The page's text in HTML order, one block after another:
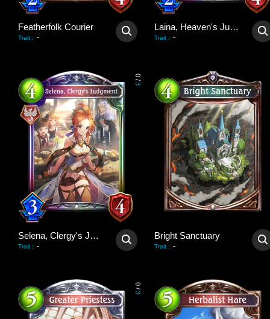
Featherfolk Courier
Trait : -
Laina, Heaven's Judge
Trait : -
0
/
3
Selena, Clergy's Judgment
Trait : -
Bright Sanctuary
Trait : -
0
/
3